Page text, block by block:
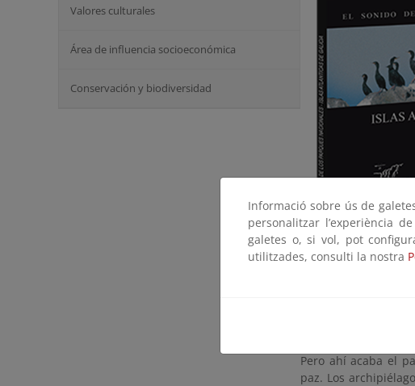
Valores culturales
Área de influencia socioeconómica
Conservación y biodiversidad
Vistas en la
rocosas que
escarpadas, las
Pero ahí acaba el
paz. Los
Informació sobre ús de
personalitzar l’experiència
galetes o, si vol, pot
utilitzades, consulti la nostra